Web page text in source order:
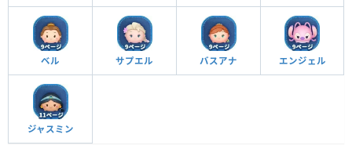
ベル サプエル バスアナ エンジェル
ジャスミン